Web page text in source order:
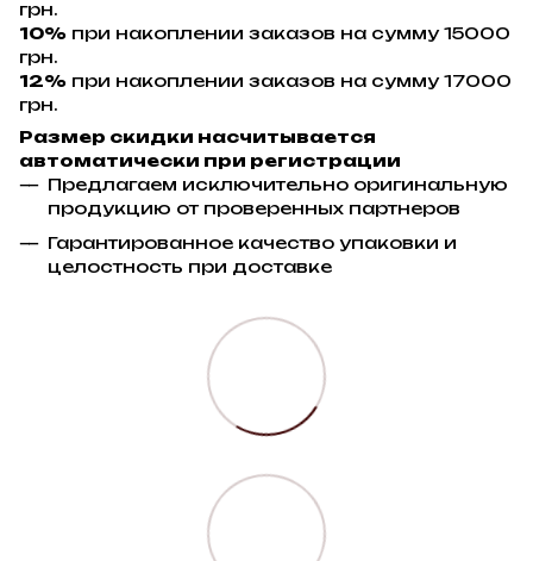
грн.
10% при накоплении заказов на сумму 15000
грн.
12% при накоплении заказов на сумму 17000
грн.
Размер скидки насчитывается
автоматически при регистрации
Предлагаем исключительно оригинальную
продукцию от проверенных партнеров
Гарантированное качество упаковки и
целостность при доставке